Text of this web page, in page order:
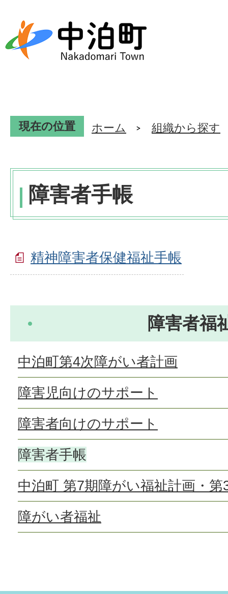
現在の位置 ホーム 組織から探す
障害者手帳
精神障害者保健福祉手帳
障害者福
中泊町第4次障がい者計画
障害児向けのサポート
障害者向けのサポート
障害者手帳
中泊町 第7期障がい福祉計画・
障がい者福祉